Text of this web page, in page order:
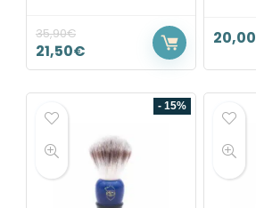
35,90€
21,50€
20,00
- 15%